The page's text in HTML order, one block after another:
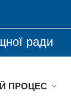
ради
ПРОЦЕС